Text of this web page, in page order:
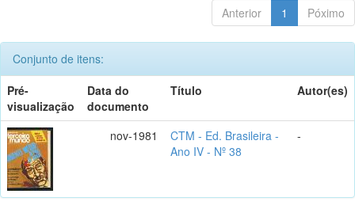
Anterior 1 Póximo
Conjunto de itens:
Pré-
visualização
Data do
documento
Título Autor(es)
nov-1981
CTM - Ed. Brasileira -
Ano IV - Nº 38
-